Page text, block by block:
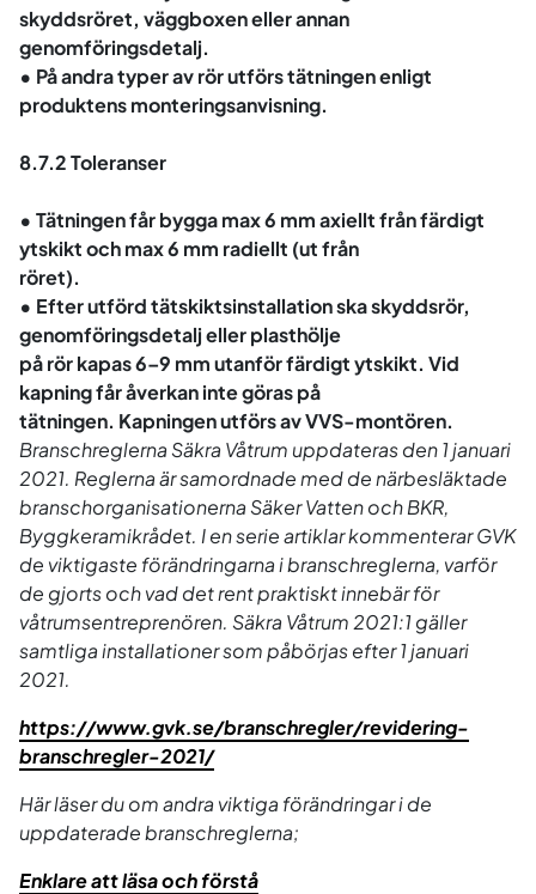
skyddsröret, väggboxen eller annan
genomföringsdetalj.
• På andra typer av rör utförs tätningen enligt
produktens monteringsanvisning.
8.7.2 Toleranser
• Tätningen får bygga max 6 mm axiellt från färdigt
ytskikt och max 6 mm radiellt (ut från
röret).
• Efter utförd tätskiktsinstallation ska skyddsrör,
genomföringsdetalj eller plasthölje
på rör kapas 6–9 mm utanför färdigt ytskikt. Vid
kapning får åverkan inte göras på
tätningen. Kapningen utförs av VVS-montören.
Branschreglerna Säkra Våtrum uppdateras den 1 januari
2021. Reglerna är samordnade med de närbesläktade
branschorganisationerna Säker Vatten och BKR,
Byggkeramikrådet. I en serie artiklar kommenterar GVK
de viktigaste förändringarna i branschreglerna, varför
de gjorts och vad det rent praktiskt innebär för
våtrumsentreprenören. Säkra Våtrum 2021:1 gäller
samtliga installationer som påbörjas efter 1 januari
2021.
https://www.gvk.se/branschregler/revidering-
branschregler-2021/
Här läser du om andra viktiga förändringar i de
uppdaterade branschreglerna;
Enklare att läsa och förstå